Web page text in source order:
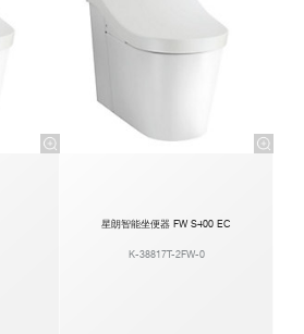
星朗智能坐便器 FW S400 EC
K-38817T-2FW-0